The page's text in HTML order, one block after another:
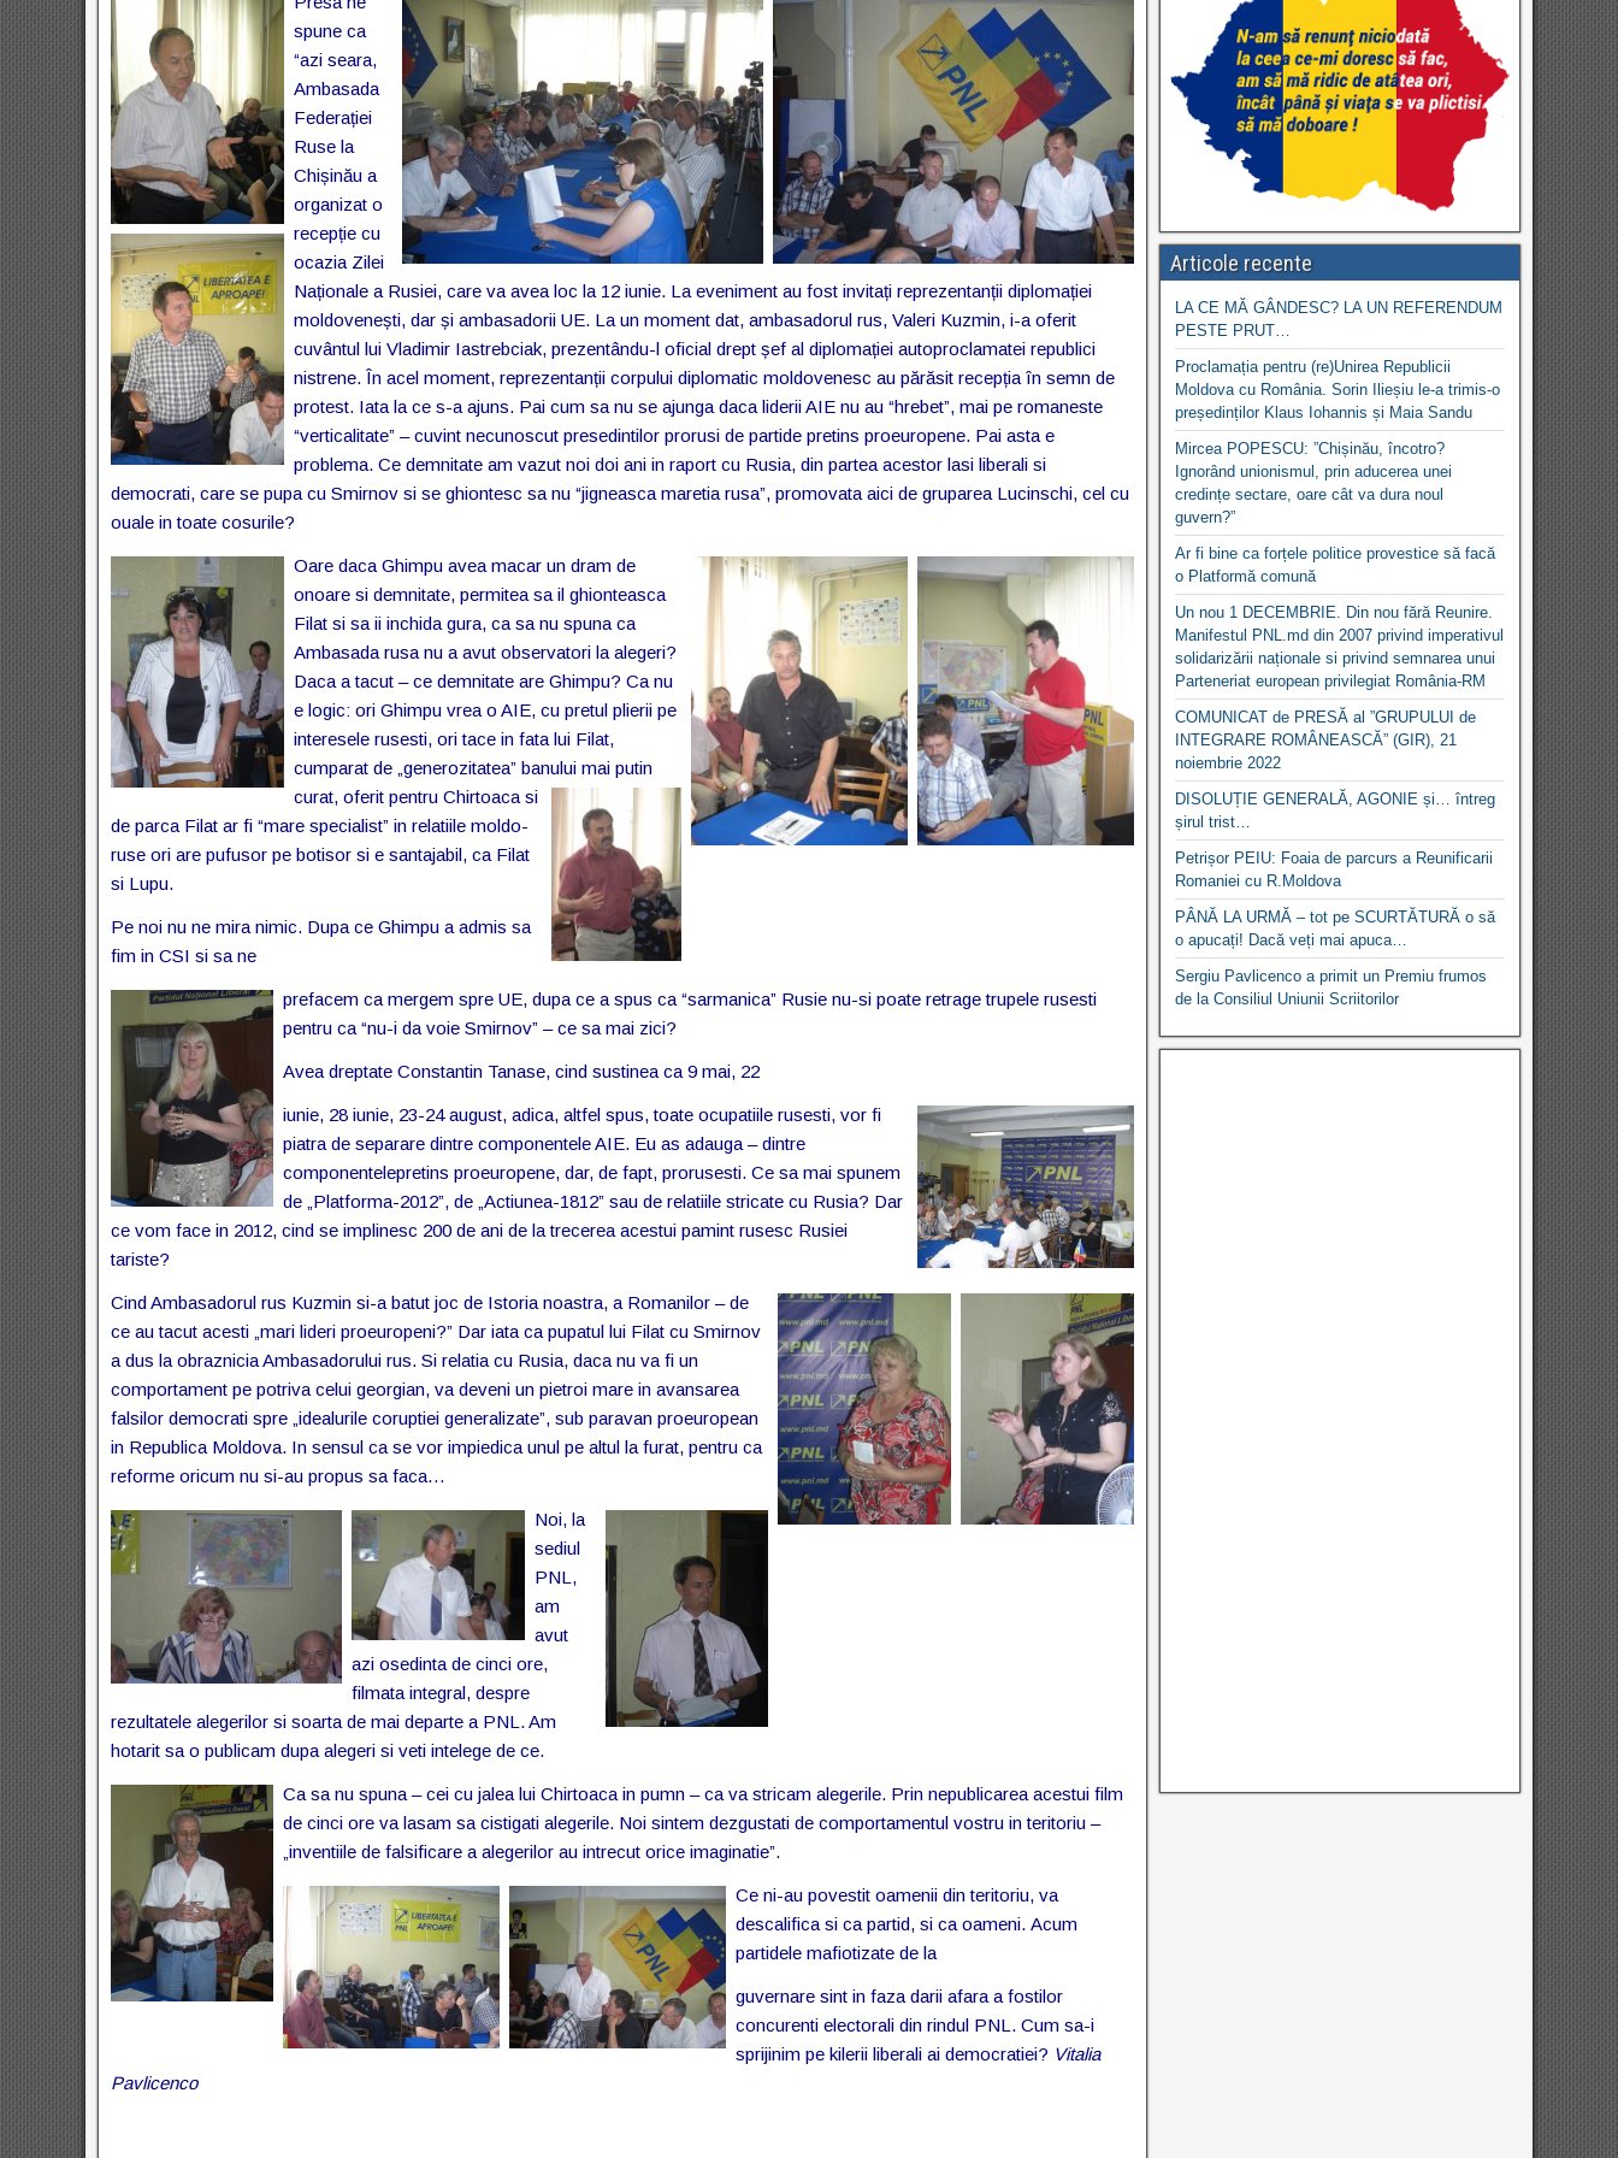
spune ca
“azi seara,
Ambasada
Federației
Ruse la
Chișinău a
organizat o
recepție cu
ocazia Zilei
Naționale a Rusiei, care va avea loc la 12 iunie. La eveniment au fost invitați reprezentanții diplomației
moldovenești, dar și ambasadorii UE. La un moment dat, ambasadorul rus, Valeri Kuzmin, i-a oferit
cuvântul lui Vladimir Iastrebciak, prezentându-l oficial drept șef al diplomației autoproclamatei republici
nistrene. În acel moment, reprezentanții corpului diplomatic moldovenesc au părăsit recepția în semn de
protest. Iata la ce s-a ajuns. Pai cum sa nu se ajunga daca liderii AIE nu au “hrebet”, mai pe romaneste
“verticalitate” – cuvint necunoscut presedintilor prorusi de partide pretins proeuropene. Pai asta e
problema. Ce demnitate am vazut noi doi ani in raport cu Rusia, din partea acestor lasi liberali si
democrati, care se pupa cu Smirnov si se ghiontesc sa nu “jigneasca maretia rusa”, promovata aici de gruparea Lucinschi, cel cu
ouale in toate cosurile?
Oare daca Ghimpu avea macar un dram de
onoare si demnitate, permitea sa il ghionteasca
Filat si sa ii inchida gura, ca sa nu spuna ca
Ambasada rusa nu a avut observatori la alegeri?
Daca a tacut – ce demnitate are Ghimpu? Ca nu
e logic: ori Ghimpu vrea o AIE, cu pretul plierii pe
interesele rusesti, ori tace in fata lui Filat,
cumparat de „generozitatea” banului mai putin
curat, oferit pentru Chirtoaca si
de parca Filat ar fi “mare specialist” in relatiile moldo-
ruse ori are pufusor pe botisor si e santajabil, ca Filat
si Lupu.
Pe noi nu ne mira nimic. Dupa ce Ghimpu a admis sa
fim in CSI si sa ne
prefacem ca mergem spre UE, dupa ce a spus ca “sarmanica” Rusie nu-si poate retrage trupele rusesti
pentru ca “nu-i da voie Smirnov” – ce sa mai zici?
Avea dreptate Constantin Tanase, cind sustinea ca 9 mai, 22
iunie, 28 iunie, 23-24 august, adica, altfel spus, toate ocupatiile rusesti, vor fi
piatra de separare dintre componentele AIE. Eu as adauga – dintre
componentelepretins proeuropene, dar, de fapt, prorusesti. Ce sa mai spunem
de „Platforma-2012”, de „Actiunea-1812” sau de relatiile stricate cu Rusia? Dar
ce vom face in 2012, cind se implinesc 200 de ani de la trecerea acestui pamint rusesc Rusiei
tariste?
Cind Ambasadorul rus Kuzmin si-a batut joc de Istoria noastra, a Romanilor – de
ce au tacut acesti „mari lideri proeuropeni?” Dar iata ca pupatul lui Filat cu Smirnov
a dus la obraznicia Ambasadorului rus. Si relatia cu Rusia, daca nu va fi un
comportament pe potriva celui georgian, va deveni un pietroi mare in avansarea
falsilor democrati spre „idealurile coruptiei generalizate”, sub paravan proeuropean
in Republica Moldova. In sensul ca se vor impiedica unul pe altul la furat, pentru ca
reforme oricum nu si-au propus sa faca…
Noi, la
sediul
PNL,
am
avut
azi osedinta de cinci ore,
filmata integral, despre
rezultatele alegerilor si soarta de mai departe a PNL. Am
hotarit sa o publicam dupa alegeri si veti intelege de ce.
Ca sa nu spuna – cei cu jalea lui Chirtoaca in pumn – ca va stricam alegerile. Prin nepublicarea acestui film
de cinci ore va lasam sa cistigati alegerile. Noi sintem dezgustati de comportamentul vostru in teritoriu –
„inventiile de falsificare a alegerilor au intrecut orice imaginatie”.
Ce ni-au povestit oamenii din teritoriu, va
descalifica si ca partid, si ca oameni. Acum
partidele mafiotizate de la
guvernare sint in faza darii afara a fostilor
concurenti electorali din rindul PNL. Cum sa-i
sprijinim pe kilerii liberali ai democratiei? Vitalia
Pavlicenco
Articole recente
LA CE MĂ GÂNDESC? LA UN REFERENDUM
PESTE PRUT…
Proclamația pentru (re)Unirea Republicii
Moldova cu România. Sorin Ilieșiu le-a trimis-o
președinților Klaus Iohannis și Maia Sandu
Mircea POPESCU: ”Chișinău, încotro?
Ignorând unionismul, prin aducerea unei
credințe sectare, oare cât va dura noul
guvern?”
Ar fi bine ca forțele politice provestice să facă
o Platformă comună
Un nou 1 DECEMBRIE. Din nou fără Reunire.
Manifestul PNL.md din 2007 privind imperativul
solidarizării naționale si privind semnarea unui
Parteneriat european privilegiat România-RM
COMUNICAT de PRESĂ al ”GRUPULUI de
INTEGRARE ROMÂNEASCĂ” (GIR), 21
noiembrie 2022
DISOLUȚIE GENERALĂ, AGONIE și… întreg
șirul trist…
Petrișor PEIU: Foaia de parcurs a Reunificarii
Romaniei cu R.Moldova
PÂNĂ LA URMĂ – tot pe SCURTĂTURĂ o să
o apucați! Dacă veți mai apuca…
Sergiu Pavlicenco a primit un Premiu frumos
de la Consiliul Uniunii Scriitorilor